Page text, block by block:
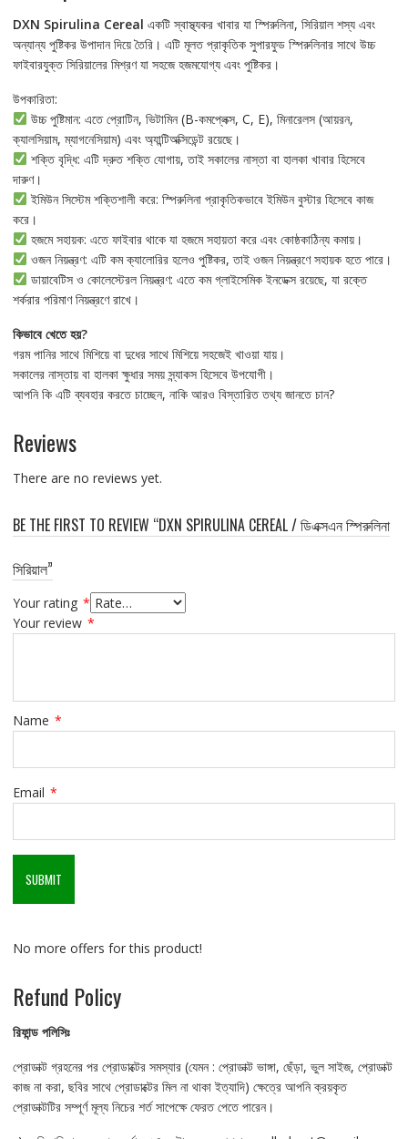
k
rDXN Spirulina Cereal একটি স্বাস্থ্যকর খাবার যা স্পিরুলিনা, সিরিয়াল শস্য এবং
অন্যান্য পুষ্টিকর উপাদান দিয়ে তৈরি। এটি মূলত প্রাকৃতিক সুপারফুড স্পিরুলিনার সাথে উচ্চ
ফাইবারযুক্ত সিরিয়ালের মিশ্রণ যা সহজে হজমযোগ্য এবং পুষ্টিকর।
উপকারিতা:
উচ্চ পুষ্টিমান: এতে প্রোটিন, ভিটামিন (B-কমপ্লেক্স, C, E), মিনারেলস (আয়রন,
ক্যালসিয়াম, ম্যাগনেসিয়াম) এবং অ্যান্টিঅক্সিডেন্ট রয়েছে।
শক্তি বৃদ্ধি: এটি দ্রুত শক্তি যোগায়, তাই সকালের নাস্তা বা হালকা খাবার হিসেবে
দারুণ।
ইমিউন সিস্টেম শক্তিশালী করে: স্পিরুলিনা প্রাকৃতিকভাবে ইমিউন বুস্টার হিসেবে কাজ
করে।
হজমে সহায়ক: এতে ফাইবার থাকে যা হজমে সহায়তা করে এবং কোষ্ঠকাঠিন্য কমায়।
ওজন নিয়ন্ত্রণ: এটি কম ক্যালোরির হলেও পুষ্টিকর, তাই ওজন নিয়ন্ত্রণে সহায়ক হতে পারে।
ডায়াবেটিস ও কোলেস্টেরল নিয়ন্ত্রণ: এতে কম গ্লাইসেমিক ইনডেক্স রয়েছে, যা রক্তে
শর্করার পরিমাণ নিয়ন্ত্রণে রাখে।
কিভাবে খেতে হয়?
গরম পানির সাথে মিশিয়ে বা দুধের সাথে মিশিয়ে সহজেই খাওয়া যায়।
সকালের নাস্তায় বা হালকা ক্ষুধার সময় স্ন্যাকস হিসেবে উপযোগী।
আপনি কি এটি ব্যবহার করতে চাচ্ছেন, নাকি আরও বিস্তারিত তথ্য জানতে চান?
Reviews
There are no reviews yet.
BE THE FIRST TO REVIEW “DXN SPIRULINA CEREAL / ডিএক্সএন স্পিরুলিনা
সিরিয়াল”
Your rating *
Your review *
Name *
Email *
No more offers for this product!
Refund Policy
রিফান্ড পলিসিঃ
প্রোডাক্ট গ্রহনের পর প্রোডাক্টের সমস্যার (যেমন : প্রোডাক্ট ভাঙ্গা, ছেঁড়া, ভুল সাইজ, প্রোডাক্ট
কাজ না করা, ছবির সাথে প্রোডাক্টের মিল না থাকা ইত্যাদি) ক্ষেত্রে আপনি ক্রয়কৃত
প্রোডাক্টটির সম্পূর্ণ মূল্য নিচের শর্ত সাপেক্ষে ফেরত পেতে পারেন।